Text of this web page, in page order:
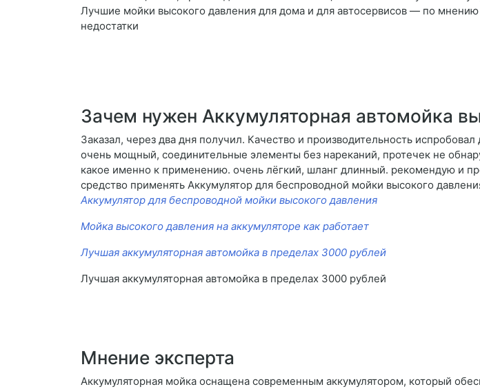
Лучшие мойки высокого давления для дома и для автосервисов — по
недостатки
Зачем нужен Аккумуляторная автомойка
Заказал, через два дня получил. Качество и производительность
очень мощный, соединительные элементы без нареканий, протечек не
какое именно к применению. очень лёгкий, шланг длинный. рекомендую и
средство применять Аккумулятор для беспроводной мойки высокого
Аккумулятор для беспроводной мойки высокого давления
Мойка высокого давления на аккумуляторе как работает
Лучшая аккумуляторная автомойка в пределах 3000 рублей
Лучшая аккумуляторная автомойка в пределах 3000 рублей
Мнение эксперта
Аккумуляторная мойка оснащена современным аккумулятором, который